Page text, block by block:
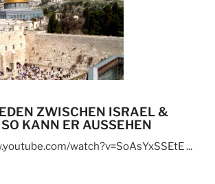
ZWISCHEN ISRAEL &
KANN ER AUSSEHEN
watch?v=SoAsYxSSEtE ...